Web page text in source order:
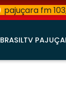
pajuçara fm
BRASILTV